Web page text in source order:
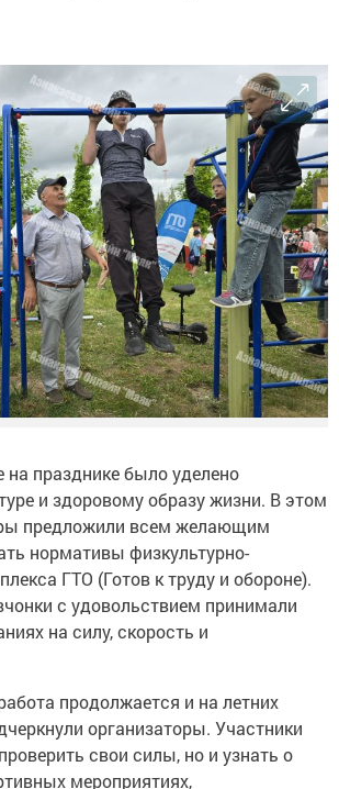
на празднике было уделено
и здоровому образу жизни. В этом
предложили всем желающим
нормативы физкультурно-
ГТО (Готов к труду и обороне).
с удовольствием принимали
на силу, скорость и
продолжается и на летних
организаторы. Участники
свои силы, но и узнать о
мероприятиях,